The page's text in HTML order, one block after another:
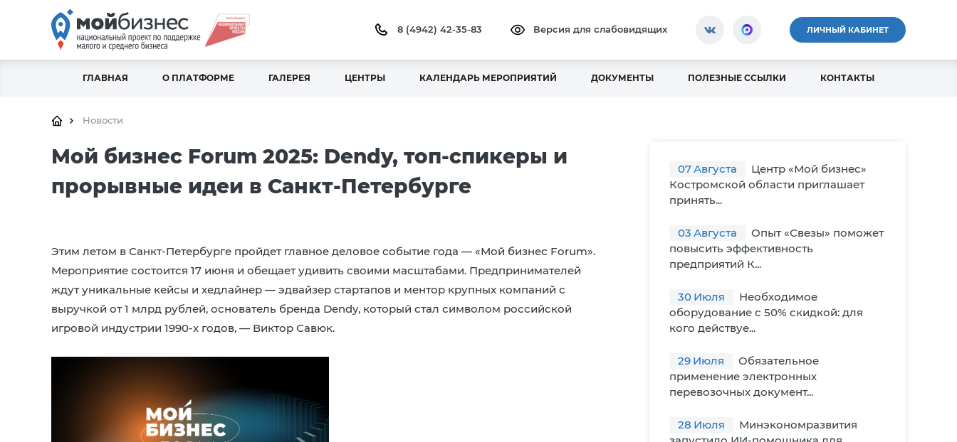
8 (4942) 42-35-83 Версия для слабовидящих ЛИЧНЫЙ КАБИНЕТ
ГЛАВНАЯ О ПЛАТФОРМЕ ГАЛЕРЕЯ ЦЕНТРЫ КАЛЕНДАРЬ МЕРОПРИЯТИЙ ДОКУМЕНТЫ ПОЛЕЗНЫЕ ССЫЛКИ КОНТАКТЫ
Новости
Мой бизнес Forum 2025: Dendy, топ-спикеры и
прорывные идеи в Санкт-Петербурге
Этим летом в Санкт-Петербурге пройдет главное деловое событие года — «Мой бизнес Forum».
Мероприятие состоится 17 июня и обещает удивить своими масштабами. Предпринимателей
ждут уникальные кейсы и хедлайнер — эдвайзер стартапов и ментор крупных компаний с
выручкой от 1 млрд рублей, основатель бренда Dendy, который стал символом российской
игровой индустрии 1990-х годов, — Виктор Савюк.
07Августа
Центр «Мой бизнес»
Костромской области приглашает
принять...
03 Августа
Опыт «Свезы» поможет
повысить эффективность
предприятий К...
30 Июля
Необходимое
оборудование с 50% скидкой: для
кого действуе...
29 Июля
Обязательное
применение электронных
перевозочных документ...
28 Июля
Минэкономразвития